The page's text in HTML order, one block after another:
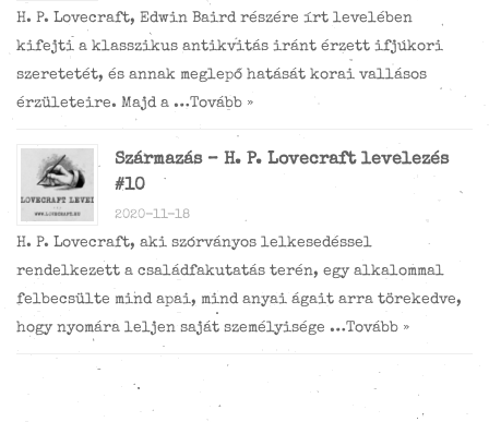
H. P. Lovecraft, Edwin Baird részére írt levelében
kifejti a klasszikus antikvitás iránt érzett ifjúkori
szeretetét, és annak meglepő hatását korai vallásos
érzületeire. Majd a …Tovább »
Származás – H. P. Lovecraft levelezés
#10
2020-11-18
H. P. Lovecraft, aki szórványos lelkesedéssel
rendelkezett a családfakutatás terén, egy alkalommal
felbecsülte mind apai, mind anyai ágait arra törekedve,
hogy nyomára leljen saját személyisége …Tovább »